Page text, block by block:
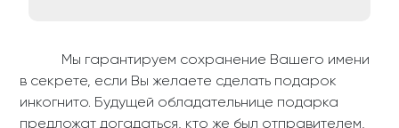
Мы гарантируем сохранение Вашего имени
в секрете, если Вы желаете сделать подарок
инкогнито. Будущей обладательнице подарка
предложат догадаться, кто же был отправителем,